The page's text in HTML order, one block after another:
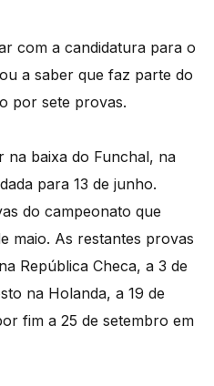
com a candidatura para o
a saber que faz parte do
por sete provas.
na baixa do Funchal, na
para 13 de junho.
do campeonato que
maio. As restantes provas
República Checa, a 3 de
na Holanda, a 19 de
fim a 25 de setembro em